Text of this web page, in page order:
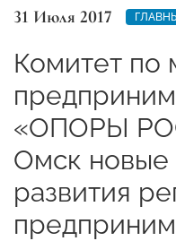
31 Июля 2017
Комитет
«ОПОРЫ
Омск новые
развития